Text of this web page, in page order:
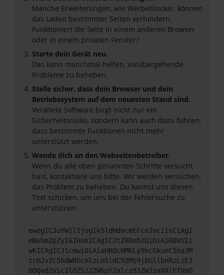
Manche Erweiterungen, wie Werbeblocker, können
das Laden bestimmter Seiten verhindern.
Funktioniert die Seite in einem anderen Browser
oder in einem privaten Fenster?
Starte dein Gerät neu.
Das kann manchmal helfen, vorübergehende
Probleme zu beheben.
Stelle sicher, dass dein Browser und dein
Betriebssystem auf dem neuesten Stand sind.
Veraltete Software birgt nicht nur ein
Sicherheitsrisiko, sondern kann auch dazu führen,
dass bestimmte Funktionen nicht mehr
unterstützt werden.
Wende dich an den Webseitenbetreiber.
Wenn du alle oben genannten Schritte versucht
hast, kontaktiere uns bitte. Wir werden versuchen,
das Problem zu beheben. Du kannst uns diesen
Text schicken, um uns bei der Fehlersuche zu
unterstützen:
ewogICJuYW1lIjogIk5ldHdvcmtFcnJvciIsCiAgI
mNvbmZpZyI6IHsKICAgICJtZXRob2QiOiAiR0VUIi
wKICAgICJ1cmwiOiAiaHR0cHM6Ly9hcGkueC5ha3M
tcHJvZC5hdWRhcmlzLm5ldC92MS9jbGllbnRzLzE3
ODQvd2Vic2l0ZS12ZWhpY2xlcz93ZWJzaXRlPTVmO